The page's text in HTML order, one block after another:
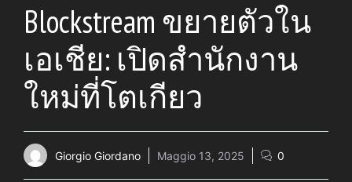
Blockstream ขยายตัวใน
เอเชีย: เปิดสำนักงาน
ใหม่ที่โตเกียว
Giorgio Giordano Maggio 13, 2025 0